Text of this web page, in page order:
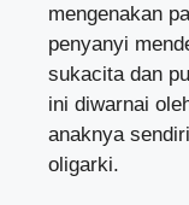
mengenakan
penyanyi
sukacita dan
ini diwarnai
anaknya
oligarki.